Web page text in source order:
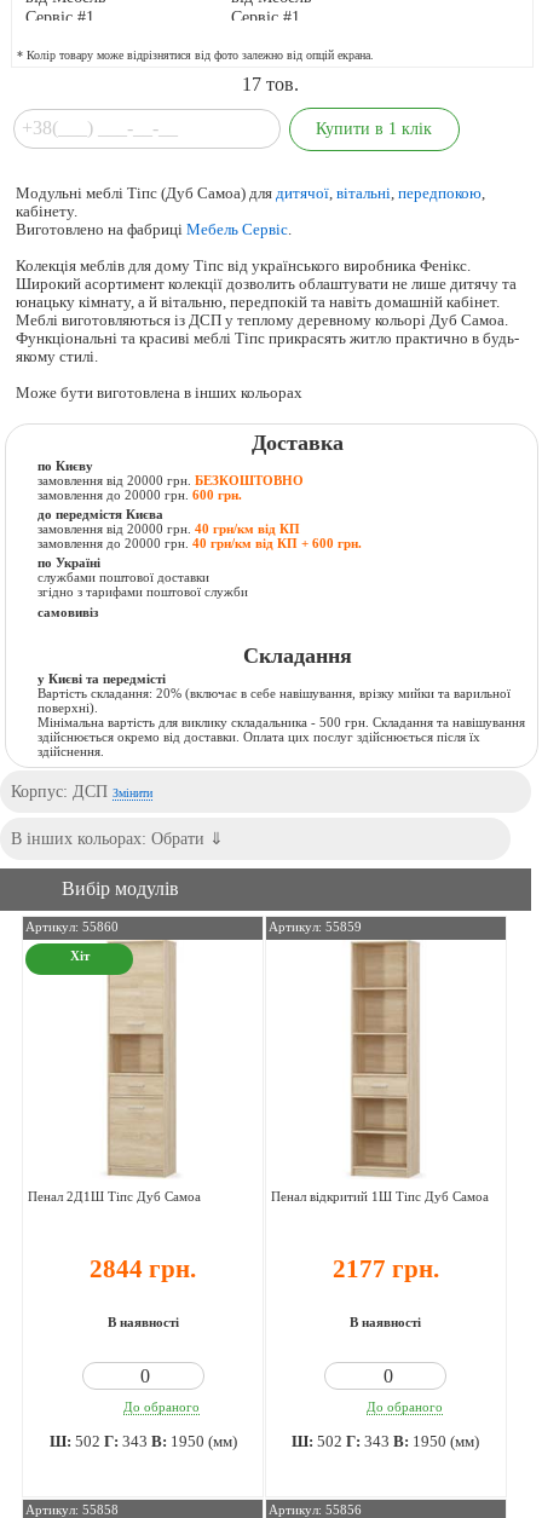
* Колір товару може відрізнятися від фото залежно від опцій екрана.
17тов.
Модульні меблі Тіпс (Дуб Самоа) длядитячої,вітальні,передпокою,
кабінету.
Виготовлено на фабриціМебель Сервіс.
Колекція меблів для дому Тіпс від українського виробника Фенікс.
Широкий асортимент колекції дозволить облаштувати не лише дитячу та
юнацьку кімнату, а й вітальню, передпокій та навіть домашній кабінет.
Меблі виготовляються із ДСП у теплому деревному кольорі Дуб Самоа.
Функціональні та красиві меблі Тіпс прикрасять житло практично в будь-
якому стилі.
Може бути виготовлена в інших кольорах
Доставка
по Києву
замовлення від 20000 грн.БЕЗКОШТОВНО
замовлення до 20000 грн.600 грн.
до передмістя Києва
замовлення від 20000 грн.40 грн/км від КП
замовлення до 20000 грн.40 грн/км від КП + 600 грн.
по Україні
службами поштової доставки
згідно з тарифами поштової служби
самовивіз
Складання
у Києві та передмісті
Вартість складання:20% (включає в себе навішування, врізку мийки та варильної
поверхні).
Мінімальна вартість для виклику складальника - 500 грн. Складання та навішування
здійснюється окремо від доставки. Оплата цих послуг здійснюється після їх
здійснення.
Корпус: ДСПЗмінити
Вибір модулів
Артикул: 55860
Хіт
Пенал 2Д1Ш Тіпс Дуб Самоа
2844 грн.
В наявності
До обраного
Ш: 502 Г: 343 В: 1950 (мм)
Артикул: 55859
Пенал відкритий 1Ш Тіпс Дуб Самоа
2177 грн.
В наявності
До обраного
Ш:502 Г:343 В: 1950 (мм)
Артикул: 55858 Артикул: 55856